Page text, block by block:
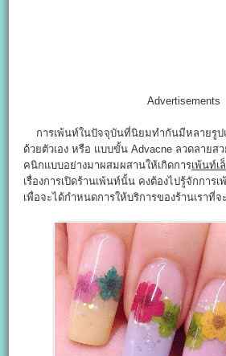
Advertisements
การเพ้นท์ในปัจจุบันที่นิยมทำกันมีหลายรูป
ด้วยตัวเอง หรือ แบบขั้น Advacne ลวดลายสว
คนิกแบบอย่างมาผสมผสานให้เกิดการเพ้นท์เ
เรื่องการเปิดร้านเพ้นท์นั้น คงต้องไปรู้จักการ
เพื่อจะได้กำหนดการให้บริการของร้านเราที่จ